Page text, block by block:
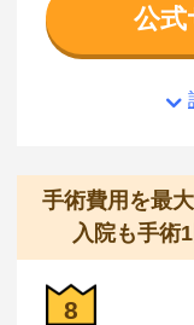
公式
手術費用を最
入院も手術
8